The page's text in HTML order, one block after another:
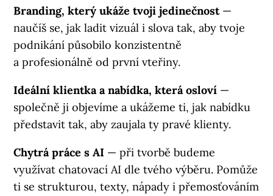
Branding, který ukáže tvoji jedinečnost—
naučíš se, jak ladit vizuál i slova tak, aby tvoje
podnikání působilo konzistentně
a profesionálně od první vteřiny.
Ideální klientka a nabídka, která osloví —
společně ji objevíme a ukážeme ti, jak nabídku
představit tak, aby zaujala ty pravé klienty.
Chytrá práce s AI — při tvorbě budeme
využívat chatovací AI dle tvého výběru. Pomůže
ti se strukturou, texty, nápady i přemosťováním